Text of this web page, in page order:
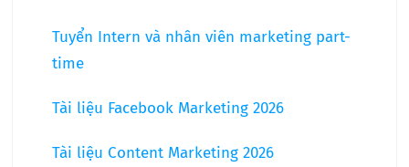
Tuyển Intern và nhân viên marketing part-
time
Tài liệu Facebook Marketing 2026
Tài liệu Content Marketing 2026